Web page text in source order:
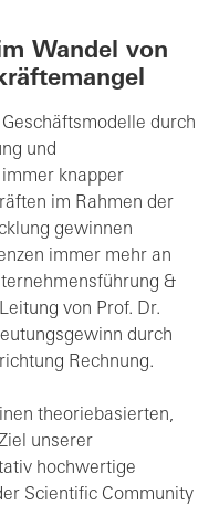
Wandel von
durch
und
knapper
im Rahmen der
gewinnen
immer mehr an
&
von Prof. Dr.
durch
Rechnung.
theoriebasierten,
unserer
hochwertige
Scientific Community